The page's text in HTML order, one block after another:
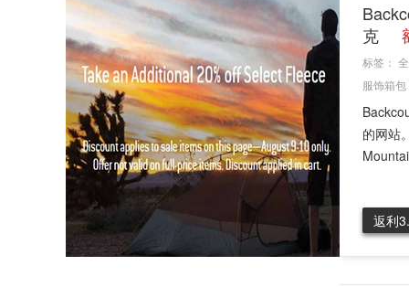
克
标签：
服饰箱包
的网站
返利